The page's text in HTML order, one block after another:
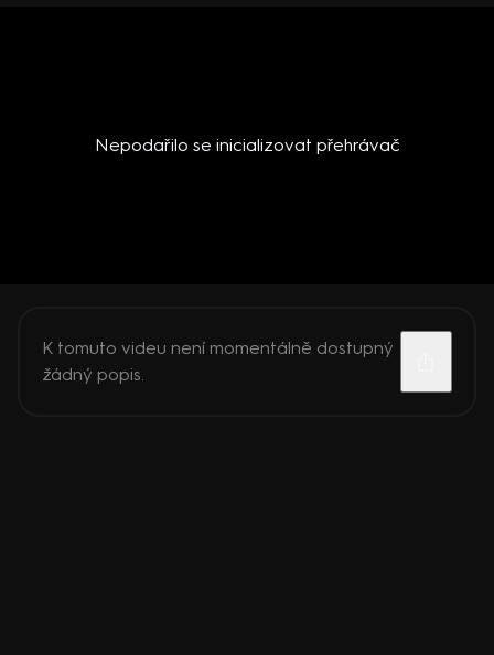
Nepodařilo se inicializovat přehrávač
K tomuto videu není momentálně dostupný
žádný popis.